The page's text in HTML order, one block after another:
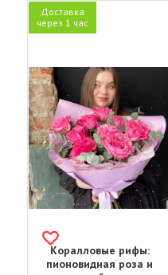
Доставка
через 1 час
Коралловые рифы:
пионовидная роза и